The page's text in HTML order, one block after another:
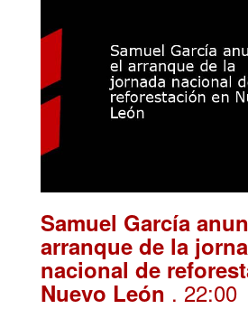
Samuel García
arranque de la
nacional de
Nuevo León . 22:00